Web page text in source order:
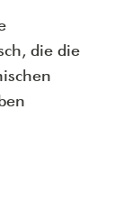
die die